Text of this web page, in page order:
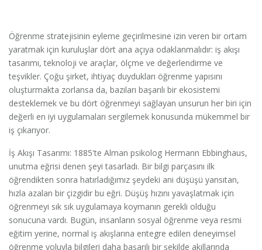
Öğrenme stratejisinin eyleme geçirilmesine izin veren bir ortam
yaratmak için kuruluşlar dört ana açıya odaklanmalıdır: iş akışı
tasarımı, teknoloji ve araçlar, ölçme ve değerlendirme ve
teşvikler. Çoğu şirket, ihtiyaç duydukları öğrenme yapısını
oluşturmakta zorlansa da, bazıları başarılı bir ekosistemi
desteklemek ve bu dört öğrenmeyi sağlayan unsurun her biri için
değerli en iyi uygulamaları sergilemek konusunda mükemmel bir
iş çıkarıyor.
İş Akışı Tasarımı: 1885'te Alman psikolog Hermann Ebbinghaus,
unutma eğrisi denen şeyi tasarladı. Bir bilgi parçasını ilk
öğrendikten sonra hatırladığımız şeydeki ani düşüşü yansıtan,
hızla azalan bir çizgidir bu eğri. Düşüş hızını yavaşlatmak için
öğrenmeyi sık sık uygulamaya koymanın gerekli olduğu
sonucuna vardı. Bugün, insanların sosyal öğrenme veya resmi
eğitim yerine, normal iş akışlarına entegre edilen deneyimsel
öğrenme yoluyla bilgileri daha başarılı bir şekilde akıllarında